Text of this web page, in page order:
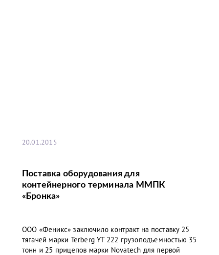
20.01.2015
Поставка оборудования для
контейнерного терминала ММПК
«Бронка»
ООО «Феникс» заключило контракт на поставку 25
тягачей марки Terberg YT 222 грузоподъемностью 35
тонн и 25 прицепов марки Novatech для первой